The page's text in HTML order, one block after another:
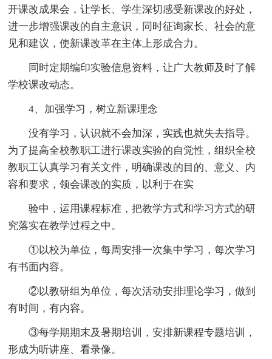
开课改成果会，让学长、学生深切感受新课改的好处，
进一步增强课改的自主意识，同时征询家长、社会的意
见和建议，使新课改革在主体上形成合力。
同时定期编印实验信息资料，让广大教师及时了解
学校课改动态。
4、加强学习，树立新课理念
没有学习，认识就不会加深，实践也就失去指导。
为了提高全校教职工进行课改实验的自觉性，组织全校
教职工认真学习有关文件，明确课改的目的、意义、内
容和要求，领会课改的实质，以利于在实
验中，运用课程标准，把教学方式和学习方式的研
究落实在教学过程之中。
①以校为单位，每周安排一次集中学习，每次学习
有书面内容。
②以教研组为单位，每次活动安排理论学习，做到
有时间，有内容。
③每学期期末及暑期培训，安排新课程专题培训，
形成为听讲座、看录像。